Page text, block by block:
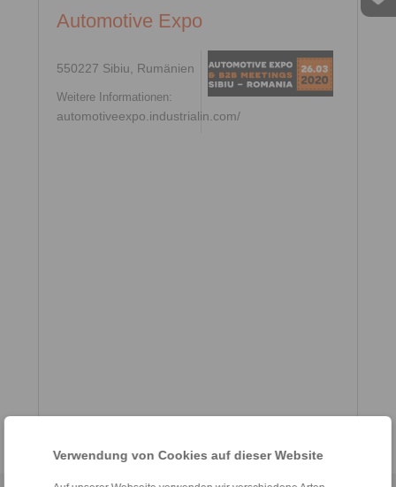
Verwendung von Cookies auf dieser Website
Automotive Expo
550227 Sibiu, Rumänien
Weitere Informationen:
automotiveexpo.industrialin.com/